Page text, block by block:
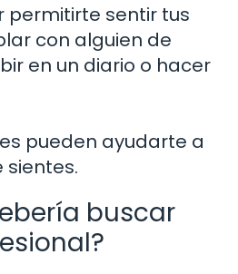
permitirte sentir tus
con alguien de
en un diario o hacer
pueden ayudarte a
sientes.
buscar